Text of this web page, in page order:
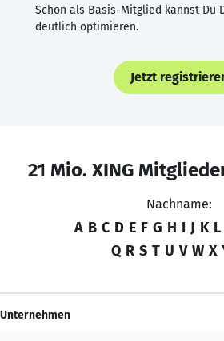
Schon als Basis-Mitglied kannst Du
deutlich optimieren.
Jetzt
21 Mio. XING
Nachname:
A B C D E F G H I J K L
Q R S T U V W X
Unternehmen